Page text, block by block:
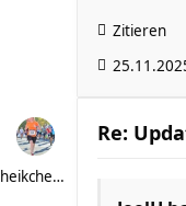
Zitieren
heikchen007
Re: